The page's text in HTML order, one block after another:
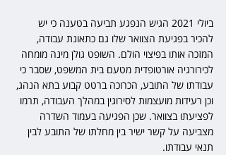
ביולי 2021 הגיש הנפגע תביעה בטענה כי יש
להכיר בפגיעת הצוואר שלו גם כתאונת עבודה,
המזכה אותו בפיצוי הולם. השופט גולן מינה מומחה
לכירורגיה אורטופדית מטעם בית המשפט, שסבר כי
עבודתו של התובע, הכרוכה ברטט קבוע בתא הנהג,
וכן רעידות מועצמות לסירוגין במהלך העבודה, תרמו
לפציעתו בצוואר. שכן הפגיעה בעמוד השדרה
מצביעה על קשר ישיר בין מחלתו של התובע לבין
תנאי עבודתו.